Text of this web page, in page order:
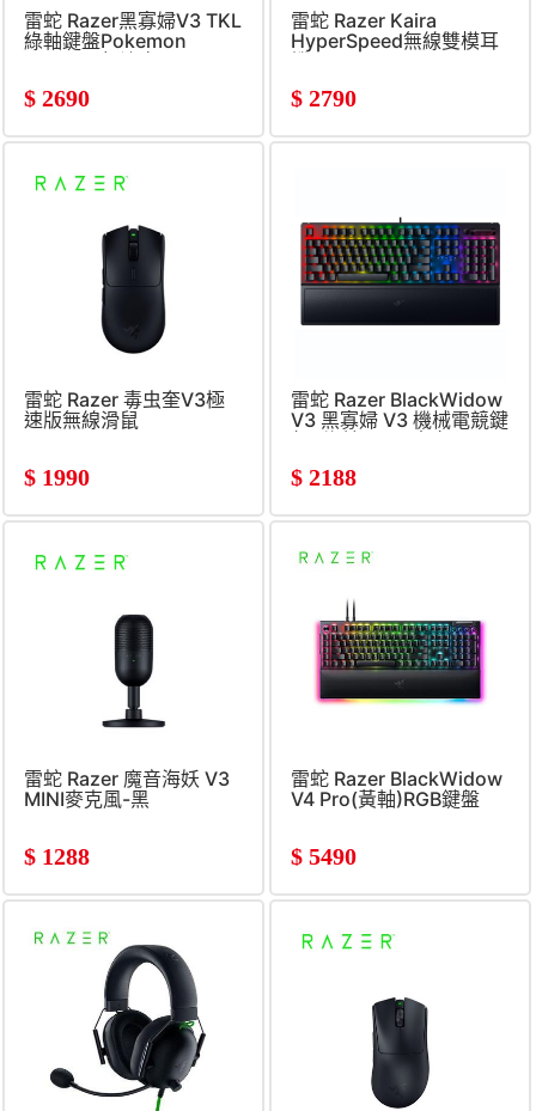
雷蛇 Razer黑寡婦V3 TKL
綠軸鍵盤Pokemon
Edition (無注音)
$ 2690
雷蛇 Razer Kaira
HyperSpeed無線雙模耳
機(PS)
$ 2790
雷蛇 Razer 毒虫奎V3極
速版無線滑鼠
$ 1990
雷蛇 Razer BlackWidow
V3 黑寡婦 V3 機械電競鍵
盤 (綠軸&#47;中文)
$ 2188
雷蛇 Razer 魔音海妖 V3
MINI麥克風-黑
$ 1288
雷蛇 Razer BlackWidow
V4 Pro(黃軸)RGB鍵盤
$ 5490